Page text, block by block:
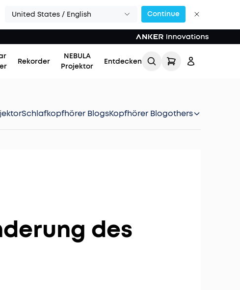
United States / English Continue
Rekorder
NEBULA
Projektor
Entdecken
bis zu 80€ pro Empfehlung
Schlafkopfhörer BlogsKopfhörer Blogothers
des